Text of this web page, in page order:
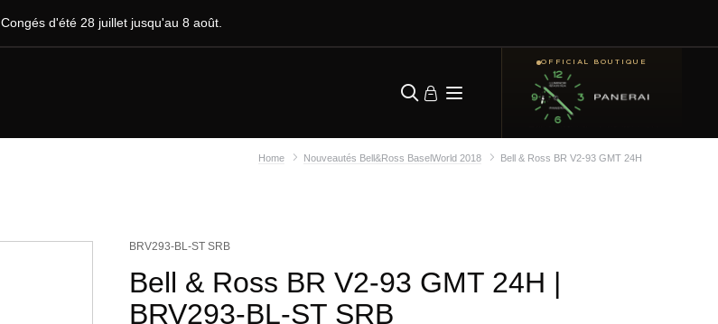
Congés d'été 28 juillet jusqu'au 8 août.
OFFICIAL BOUTIQUE
Home Nouveautés Bell&Ross BaselWorld 2018 Bell & Ross BR V2-93 GMT 24H
BRV293-BL-ST SRB
Bell & Ross BR V2-93 GMT 24H |
BRV293-BL-ST SRB